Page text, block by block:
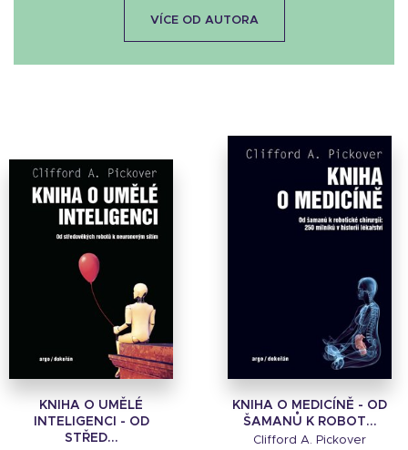
KNIHA O UMĚLÉ
INTELIGENCI - OD
STŘED...
KNIHA O MEDICÍNĚ - OD
ŠAMANŮ K ROBOT...
Clifford A. Pickover
VÍCE OD AUTORA